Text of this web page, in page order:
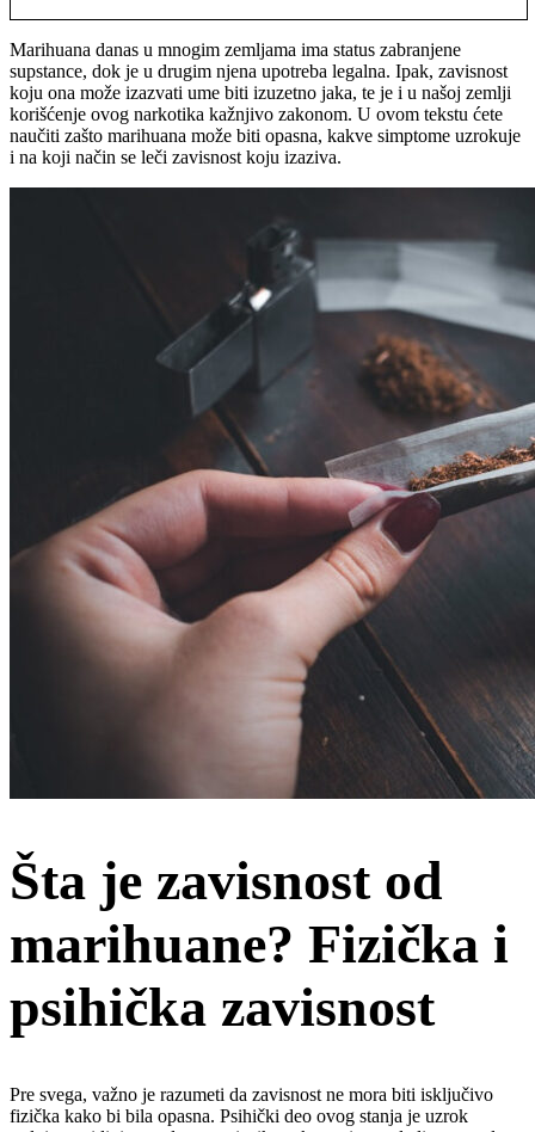
Marihuana danas u mnogim zemljama ima status zabranjene
supstance, dok je u drugim njena upotreba legalna. Ipak, zavisnost
koju ona može izazvati ume biti izuzetno jaka, te je i u našoj zemlji
korišćenje ovog narkotika kažnjivo zakonom. U ovom tekstu ćete
naučiti zašto marihuana može biti opasna, kakve simptome uzrokuje
i na koji način se leči zavisnost koju izaziva.
Šta je zavisnost od
marihuane? Fizička i
psihička zavisnost
Pre svega, važno je razumeti da zavisnost ne mora biti isključivo
fizička kako bi bila opasna. Psihički deo ovog stanja je uzrok